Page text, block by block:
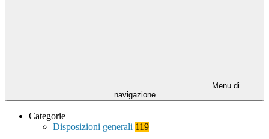
Menu di
navigazione
Categorie
Disposizioni generali 119